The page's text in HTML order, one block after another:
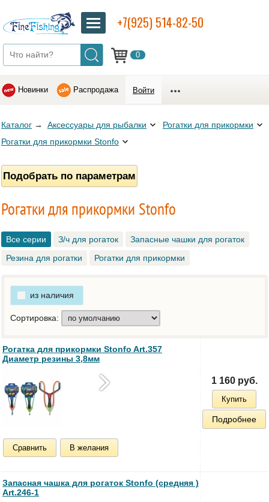
0
+7(925) 514-82-50
Новинки Распродажа Войти
Каталог → Аксессуары для рыбалки
Рогатки для прикормки
Рогатки для прикормки Stonfo
Подобрать по параметрам
Рогатки для прикормки Stonfo
Все серии З/ч для рогаток
Запасные чашки для рогаток
Резина для рогатки
Рогатки для прикормки
из наличия
Сортировка:
Рогатка для прикормки Stonfo Art.357
Диаметр резины 3,8мм
Сравнить В желания
1 160 руб.
Купить
Подробнее
Запасная чашка для рогаток Stonfo (средняя )
Art.246-1